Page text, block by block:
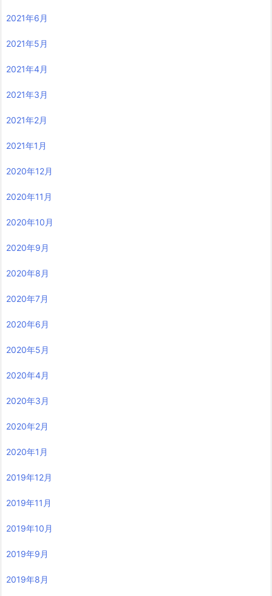
2021年6月
2021年5月
2021年4月
2021年3月
2021年2月
2021年1月
2020年12月
2020年11月
2020年10月
2020年9月
2020年8月
2020年7月
2020年6月
2020年5月
2020年4月
2020年3月
2020年2月
2020年1月
2019年12月
2019年11月
2019年10月
2019年9月
2019年8月